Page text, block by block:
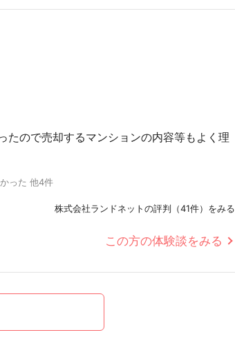
たので売却するマンションの内容等もよく理
った 他4件
株式会社ランドネットの評判（41件）をみる
この方の体験談をみる